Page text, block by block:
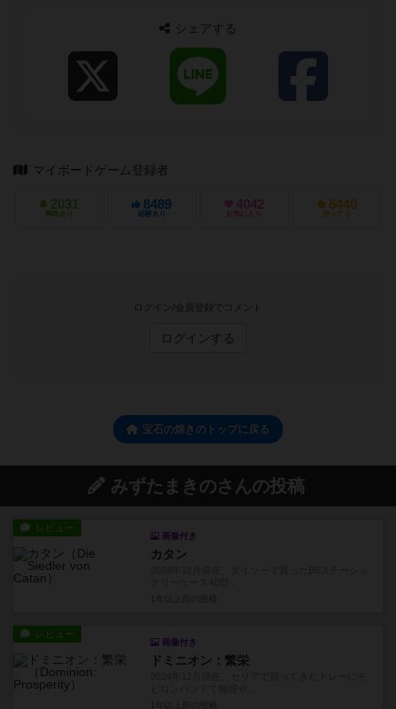
シェアする
マイボードゲーム登録者
2031
興味あり
8489
経験あり
4042
お気に入り
6440
持ってる
ログイン/会員登録でコメント
ログインする
宝石の煌きのトップに戻る
みずたまきのさんの投稿
レビュー
画像付き
カタン
レビュー
画像付き
ドミニオン：繁栄